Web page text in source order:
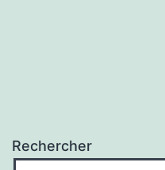
Rechercher